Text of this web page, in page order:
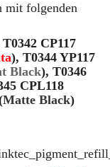
mit folgenden
CP117
), T0344 YP117
Black), T0346
CPL118
Matte Black)